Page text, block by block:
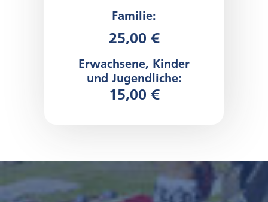
Familie:
25,00 €
Erwachsene, Kinder
und Jugendliche:
15,00 €